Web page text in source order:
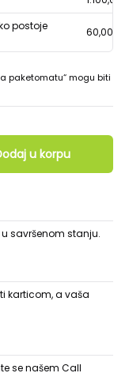
postoje
60,00
paketomatu“ mogu biti
u korpu
savršenom stanju.
karticom, a vaša
se našem Call